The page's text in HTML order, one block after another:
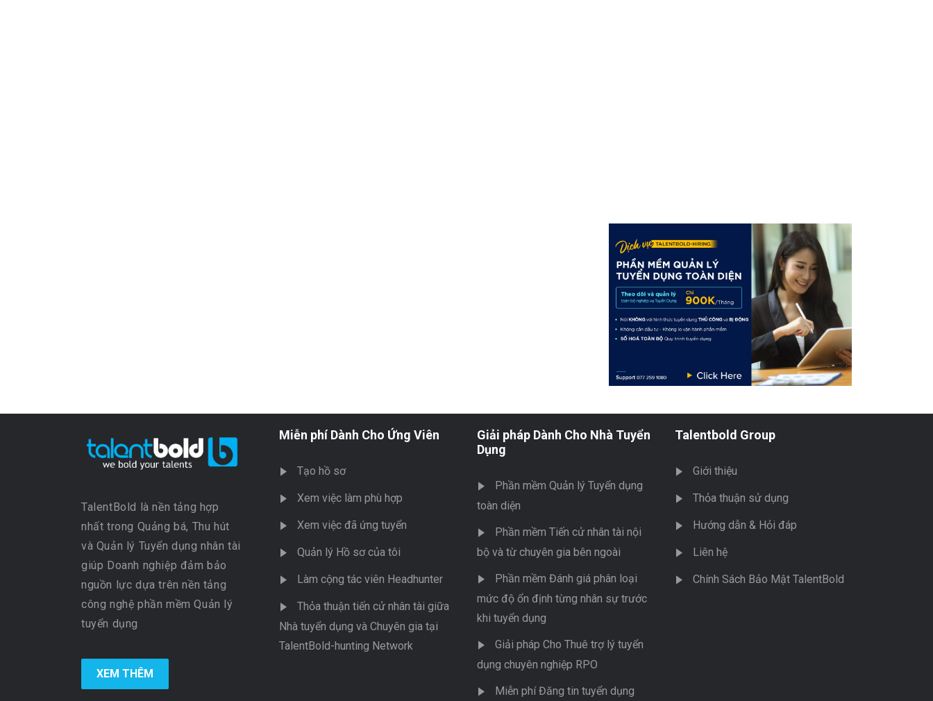
TalentBold là nền tảng hợp
nhất trong Quảng bá, Thu hút
và Quản lý Tuyển dụng nhân tài
giúp Doanh nghiệp đảm bảo
nguồn lực dựa trên nền tảng
công nghệ phần mềm Quản lý
tuyển dụng
XEM THÊM
Miễn phí Dành Cho Ứng Viên
Tạo hồ sơ
Xem việc làm phù hợp
Xem việc đã ứng tuyển
Quản lý Hồ sơ của tôi
Làm cộng tác viên Headhunter
Thỏa thuận tiến cử nhân tài giữa
Nhà tuyển dụng và Chuyên gia tại
TalentBold-hunting Network
Giải pháp Dành Cho Nhà Tuyển
Dụng
Phần mềm Quản lý Tuyển dụng
toàn diện
Phần mềm Tiến cử nhân tài nội
bộ và từ chuyên gia bên ngoài
Phần mềm Đánh giá phân loại
mức độ ổn định từng nhân sự trước
khi tuyển dụng
Giải pháp Cho Thuê trợ lý tuyển
dụng chuyên nghiệp RPO
Miễn phí Đăng tin tuyển dụng
Talentbold Group
Giới thiệu
Thỏa thuận sử dụng
Hướng dẫn & Hỏi đáp
Liên hệ
Chính Sách Bảo Mật TalentBold